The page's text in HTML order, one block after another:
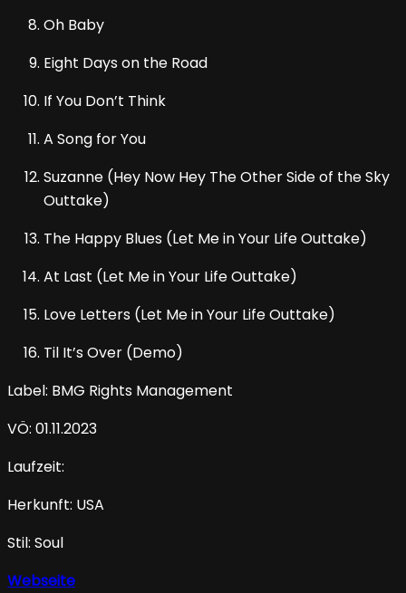
Oh Baby
Eight Days on the Road
If You Don’t Think
A Song for You
Suzanne (Hey Now Hey The Other Side of the Sky
Outtake)
The Happy Blues (Let Me in Your Life Outtake)
At Last (Let Me in Your Life Outtake)
Love Letters (Let Me in Your Life Outtake)
Til It’s Over (Demo)
Label: BMG Rights Management
VÖ: 01.11.2023
Laufzeit:
Herkunft: USA
Stil: Soul
Webseite